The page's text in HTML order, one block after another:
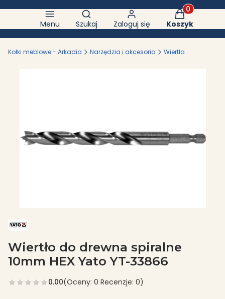
Menu
Otwórz wyszukiwarkę
Szukaj Zaloguj się
Produkty w
Koszyk
Kołki meblowe - Arkadia Narzędzia i akcesoria Wiertła
Wiertło do drewna spiralne
10mm HEX Yato YT-33866
0.00(Oceny: 0 Recenzje: 0)